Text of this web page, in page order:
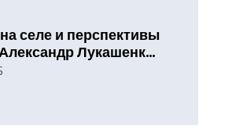
селе и перспективы
Лукашенко
район